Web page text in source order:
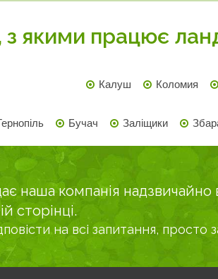
з якими працює
Калуш Коломия
Бучач Заліщики
наша компанія
сторінці.
на всі запитання,